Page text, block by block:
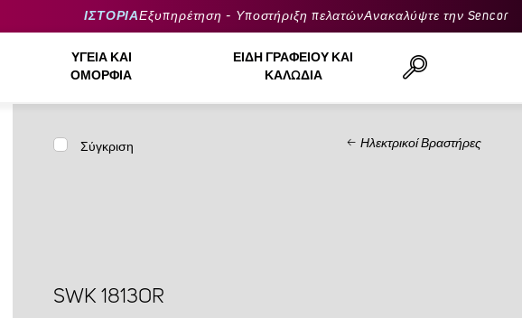
ΙΣΤΟΡΙΑΕξυπηρέτηση - Υποστήριξη πελατώνΑνακαλύψτε την Sencor
ΥΓΕΊΑ ΚΑΙ
ΟΜΟΡΦΙΆ
ΕΊΔΗ ΓΡΑΦΕΊΟΥ ΚΑΙ
ΚΑΛΏΔΙΑ
Σύγκριση Ηλεκτρικοί Βραστήρες
SWK 1813OR